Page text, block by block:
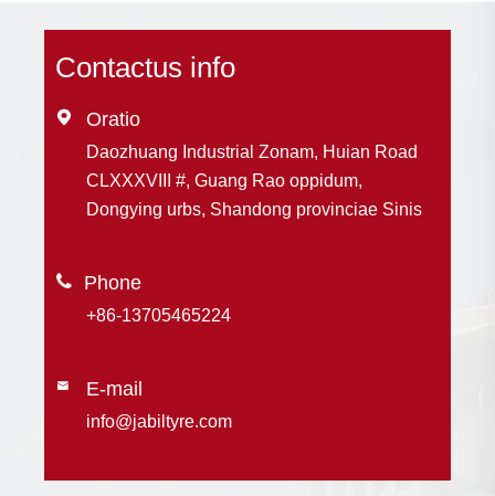
Contactus info
 Oratio
Daozhuang Industrial Zonam, Huian Road
CLXXXVIII #, Guang Rao oppidum,
Dongying urbs, Shandong provinciae Sinis

+86-13705465224
 E-mail
info@jabiltyre.com